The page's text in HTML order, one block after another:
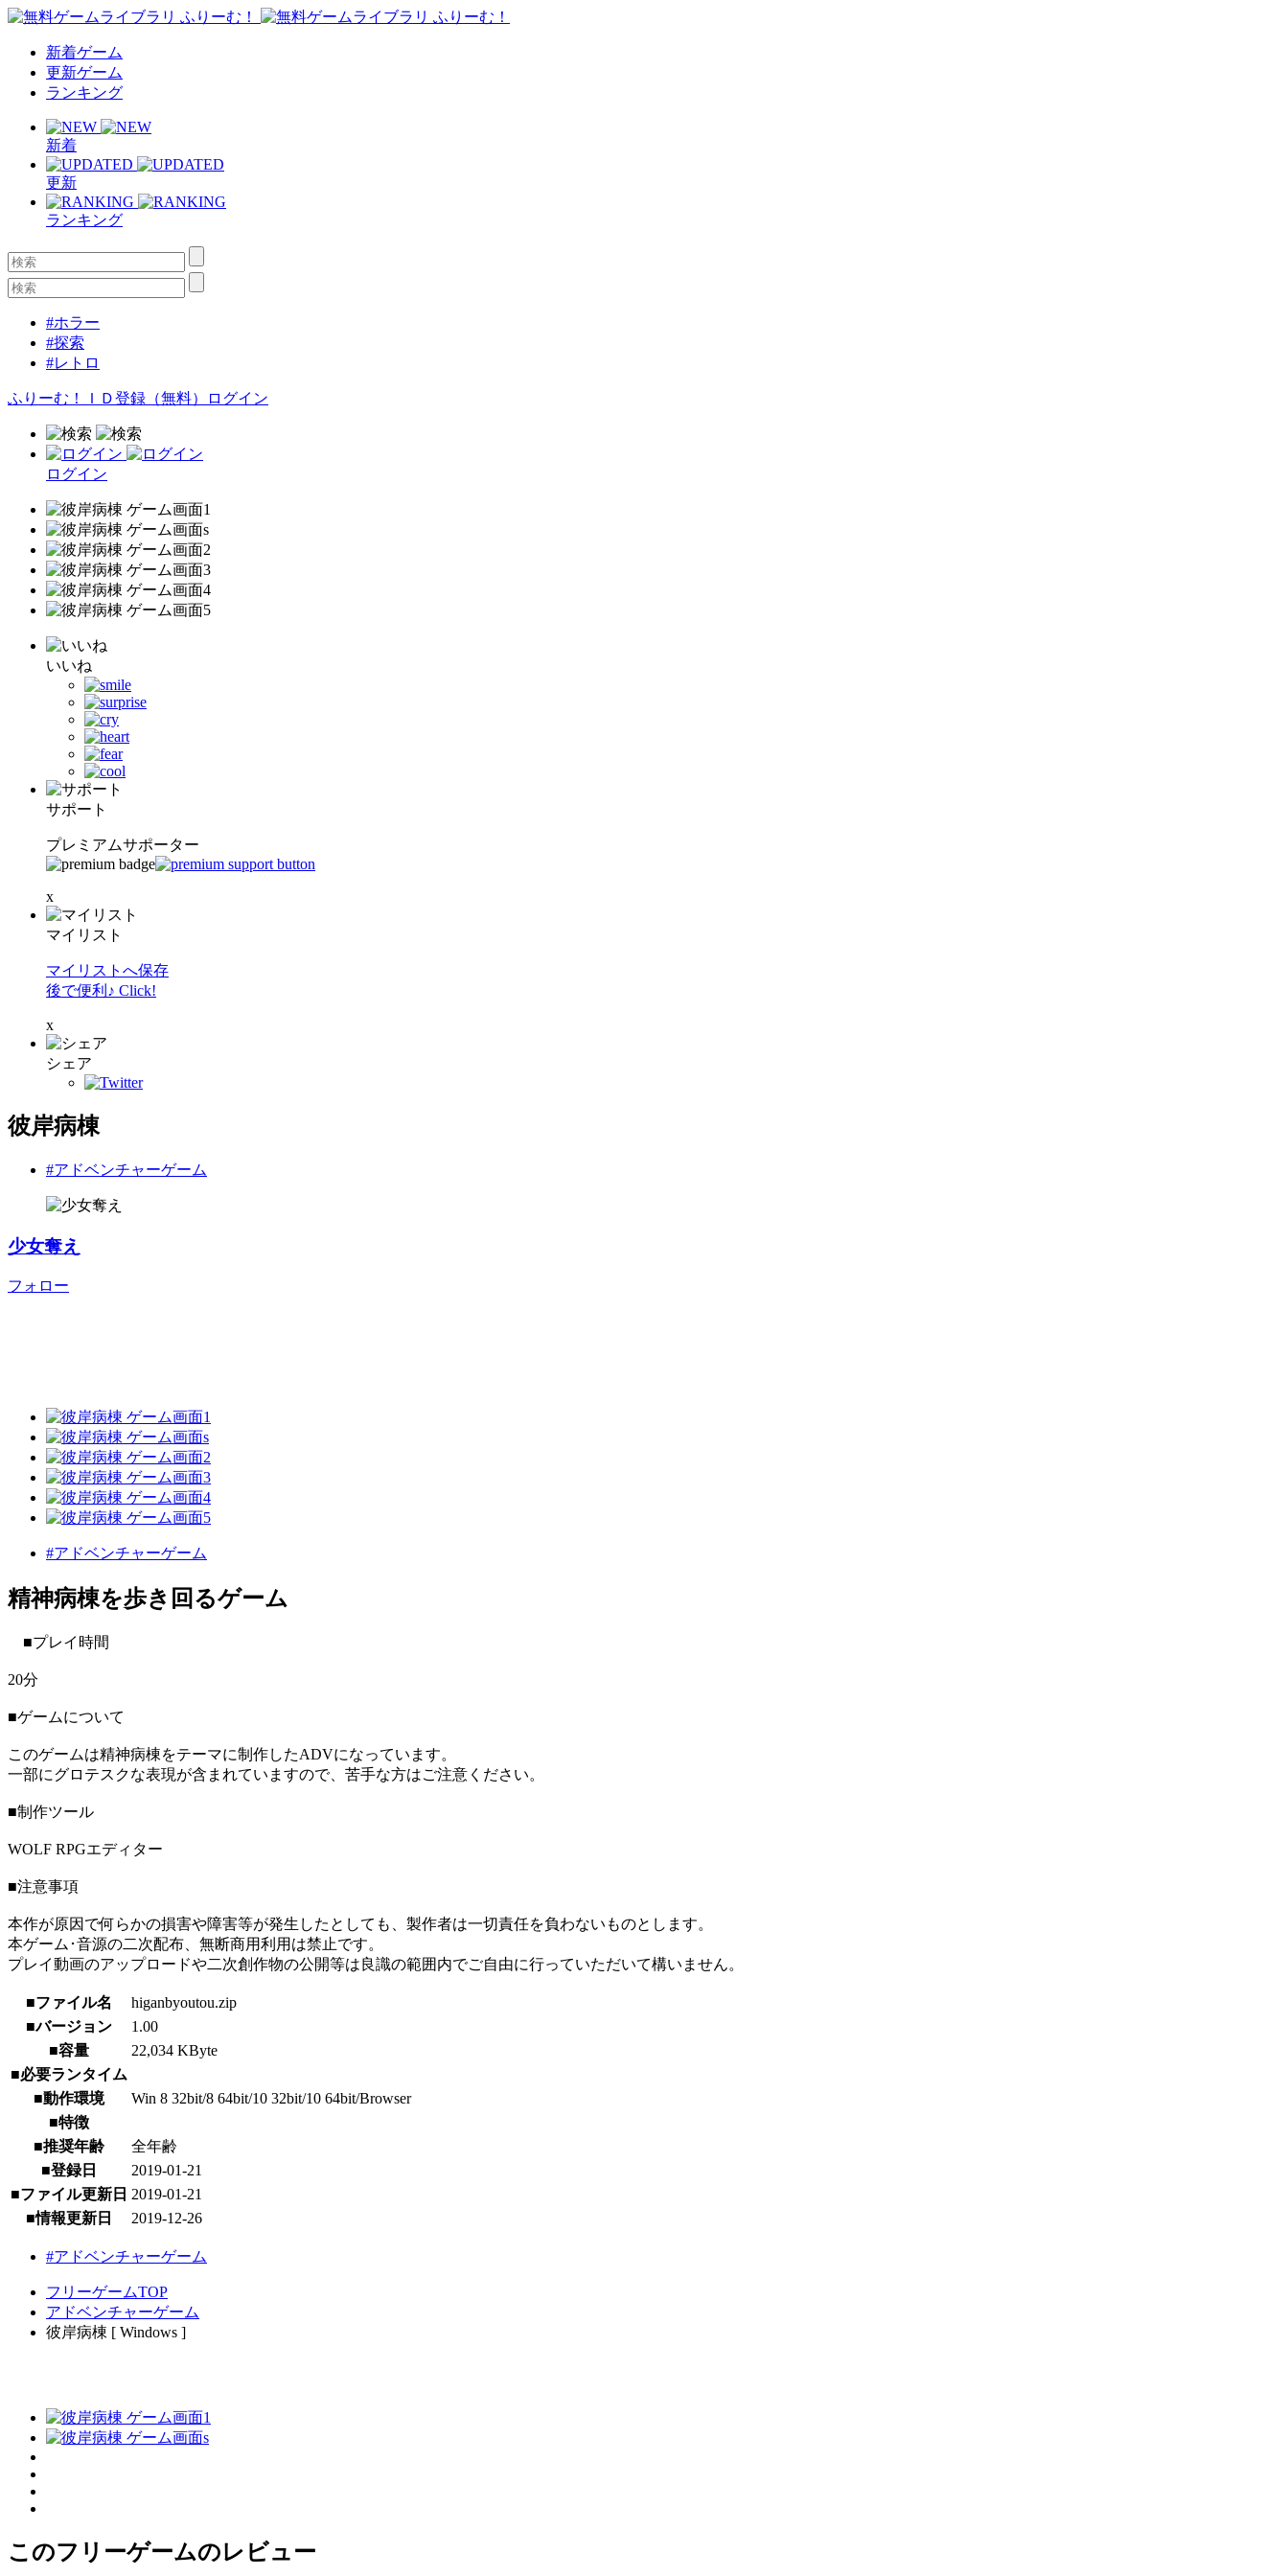
新着ゲーム
更新ゲーム
ランキング
新着
更新
ランキング
#ホラー
#探索
#レトロ
ふりーむ！ＩＤ登録（無料） ログイン
ログイン
いいね
サポート
プレミアムサポーター
x
マイリスト
マイリストへ保存
後で便利♪ Click!
x
シェア
彼岸病棟
#アドベンチャーゲーム
少女奪え
フォロー
#アドベンチャーゲーム
精神病棟を歩き回るゲーム
■プレイ時間
20分
■ゲームについて
このゲームは精神病棟をテーマに制作したADVになっています。
一部にグロテスクな表現が含まれていますので、苦手な方はご注意ください。
■制作ツール
WOLF RPGエディター
■注意事項
本作が原因で何らかの損害や障害等が発生したとしても、製作者は一切責任を負わないものとします。
本ゲーム･音源の二次配布、無断商用利用は禁止です。
プレイ動画のアップロードや二次創作物の公開等は良識の範囲内でご自由に行っていただいて構いません。
■ファイル名
higanbyoutou.zip
■バージョン
1.00
■容量
22,034 KByte
■必要ランタイム
■動作環境
Win 8 32bit/8 64bit/10 32bit/10 64bit/Browser
■特徴
■推奨年齢
全年齢
■登録日
2019-01-21
■ファイル更新日 2019-01-21
■情報更新日
2019-12-26
#アドベンチャーゲーム
フリーゲームTOP
アドベンチャーゲーム
彼岸病棟 [ Windows ]
このフリーゲームのレビュー